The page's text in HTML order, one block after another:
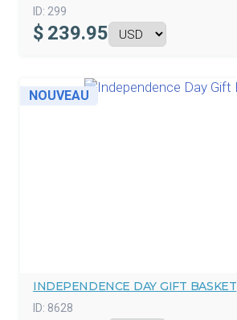
ID: 299
$ 239.95
NOUVEAU
INDEPENDENCE DAY GIFT BASKET
ID: 8628